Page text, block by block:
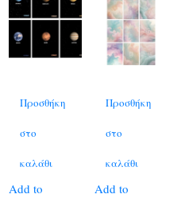
Προσθήκη
στο
καλάθι
Add to
Προσθήκη
στο
καλάθι
Add to